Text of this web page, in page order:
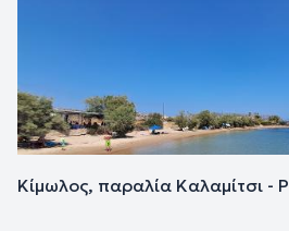
Κίμωλος, παραλία Καλαμίτσι -